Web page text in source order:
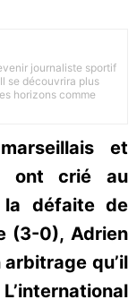
journaliste sportif
se découvrira plus
horizons comme
et
ont crié au
la défaite de
(3-0), Adrien
qu’il